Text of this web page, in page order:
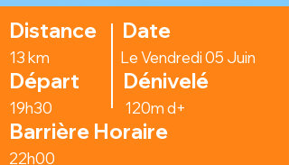
Distance Date
13 km Le Vendredi 05 Juin
Départ Dénivelé
19h30 120m d+
Barrière Horaire
22h00